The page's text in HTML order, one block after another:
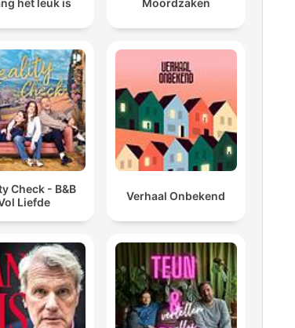
la chute tragique et suspecte de
interrogatoire.
à remonter la piste des services
de l'État lui-même.
souligne le basculement de l'enquête vers
d'État.
et à la violence terroriste a
brisé chez eux le pacte tacite
Salvini explique comment l'inaction ou
certains militants vers le
Check - B&B
Liefde
Verhaal Onbekend